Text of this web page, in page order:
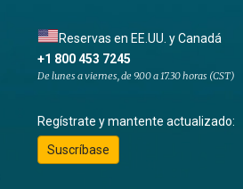
Reservas en EE.UU. y Canadá
+1 800 453 7245
De lunes a viernes, de 9.00 a 17.30 horas (CST)
Regístrate y mantente actualizado:
Suscríbase